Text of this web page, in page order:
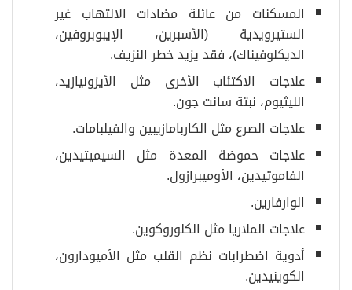
المسكنات من عائلة مضادات الالتهاب غير
الستيرويدية (الأسبرين، الإيبوبروفين،
الديكلوفيناك)، فقد يزيد خطر النزيف.
علاجات الاكتئاب الأخرى مثل الأيزونيازيد،
الليثيوم، نبتة سانت جون.
علاجات الصرع مثل الكاربامازيبين والفيلبامات.
علاجات حموضة المعدة مثل السيميتيدين،
الفاموتيدين، الأوميبرازول.
الوارفارين.
علاجات الملاريا مثل الكلوروكوين.
أدوية اضطرابات نظم القلب مثل الأميودارون،
الكوينيدين.